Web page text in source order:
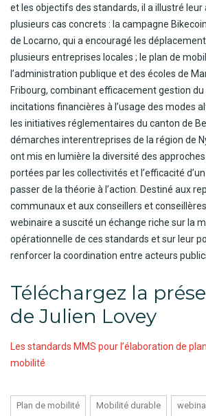
et les objectifs des standards, il a illustré
plusieurs cas concrets : la campagne
de Locarno, qui a encouragé les
plusieurs entreprises locales ; le plan de
l’administration publique et des écoles de
Fribourg, combinant efficacement gestion
incitations financières à l’usage des modes
les initiatives réglementaires du canton de
démarches interentreprises de la région de
ont mis en lumière la diversité des
portées par les collectivités et l’efficacité
passer de la théorie à l’action. Destiné aux
communaux et aux conseillers et conseillères
webinaire a suscité un échange riche sur la
opérationnelle de ces standards et sur leur
renforcer la coordination entre acteurs
Téléchargez la
de Julien Lovey
Les standards MMS pour l’élaboration de
mobilité
Plan de mobilité Mobilité durable